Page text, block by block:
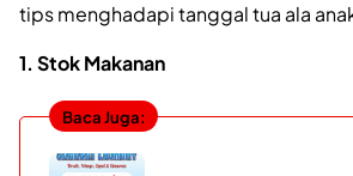
tips menghadapi tanggal tua ala
1. Stok Makanan
Baca Juga: